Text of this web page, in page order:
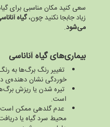
سعی کنید مکان مناسبی برای
زیاد جابجا نکنید چون،گیاه
می‌شود.
بیماری‌های گیاه آناناسی
تغییر رنگ برگ‌ها به
خوردگی نشان دهنده‌ی
تیره شدن یا ریزش
است.
عدم گلدهی ممکن است
محیط سرد گیاه یا